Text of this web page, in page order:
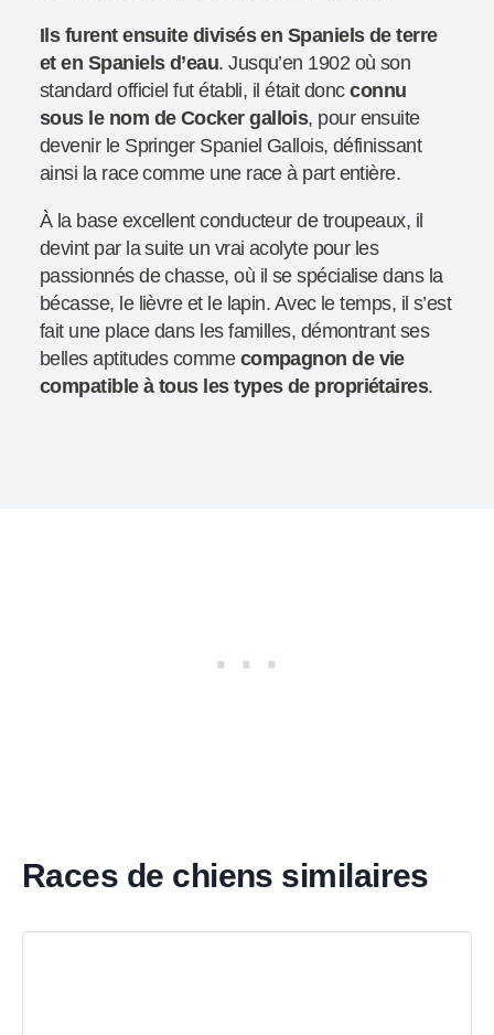
Ils furent ensuite divisés en Spaniels de terre
et en Spaniels d’eau. Jusqu’en 1902 où son
standard officiel fut établi, il était doncconnu
sous le nom de Cocker gallois, pour ensuite
devenir le Springer Spaniel Gallois, définissant
ainsi la race comme une race à part entière.
À la base excellent conducteur de troupeaux, il
devint par la suite un vrai acolyte pour les
passionnés de chasse, où il se spécialise dans la
bécasse, le lièvre et le lapin. Avec le temps, il s’est
fait une place dans les familles, démontrant ses
belles aptitudes comme compagnon de vie
compatible à tous les types de propriétaires.
Races de chiens similaires